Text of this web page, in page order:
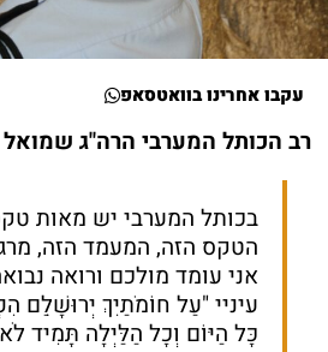
עקבו אחרינו בוואטסאפ
רב הכותל המערבי הרה"ג שמואל
בכותל המערבי יש מאות
הטקס הזה, המעמד הזה,
אני עומד מולכם ורואה
עיניי "עַל חוֹמֹתַיִךְ יְרוּשָׁלַ‍ִם
כָּל הַיּוֹם וְכָל הַלַּיְלָה תָּמִיד